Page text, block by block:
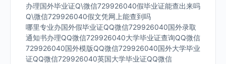
办理国外毕业证Q\微信729926040假毕业证能查出来吗
Q\微信729926040假文凭网上能查到吗
哪里专业办国外假毕业证QQ微信729926040国外录取
通知书办理QQ微信729926040大学毕业证查询QQ微信
729926040国外模版QQ微信729926040国外大学毕业
证QQ微信729926040英国大学毕业证QQ微信